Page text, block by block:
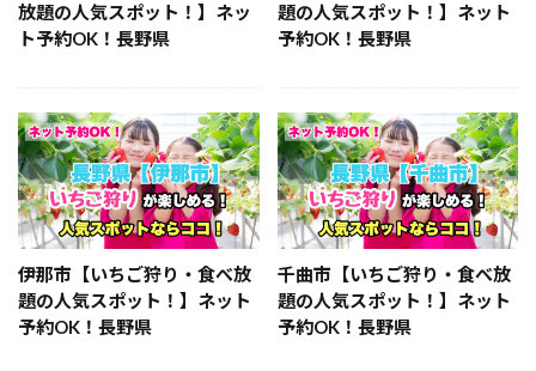
放題の人気スポット！】ネッ
ト予約OK！長野県
題の人気スポット！】ネット
予約OK！長野県
伊那市【いちご狩り・食べ放
題の人気スポット！】ネット
予約OK！長野県
千曲市【いちご狩り・食べ放
題の人気スポット！】ネット
予約OK！長野県